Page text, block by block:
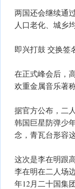
两国还会继续通
人口老化、城乡
即兴打鼓 交换签
在正式峰会后，
欢重金属音乐著
据官方公布，二
韩国巨星防弹少
念，青瓦台形容
这次是李在明跟
李在明在二人场
年12月二十国集